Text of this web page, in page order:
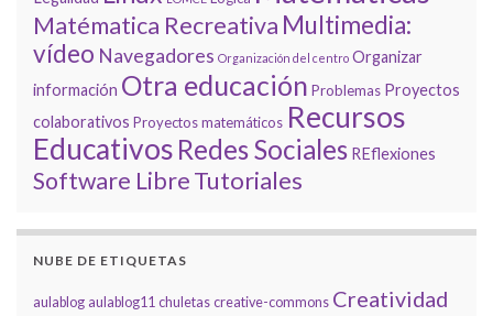
Matématica Recreativa Multimedia:
vídeo Navegadores Organización del centro Organizar
información Otra educación Problemas Proyectos
colaborativos Proyectos matemáticos Recursos
Educativos Redes Sociales REflexiones
Software LibreTutoriales
NUBE DE ETIQUETAS
aulablog aulablog11 chuletas creative-commons Creatividad